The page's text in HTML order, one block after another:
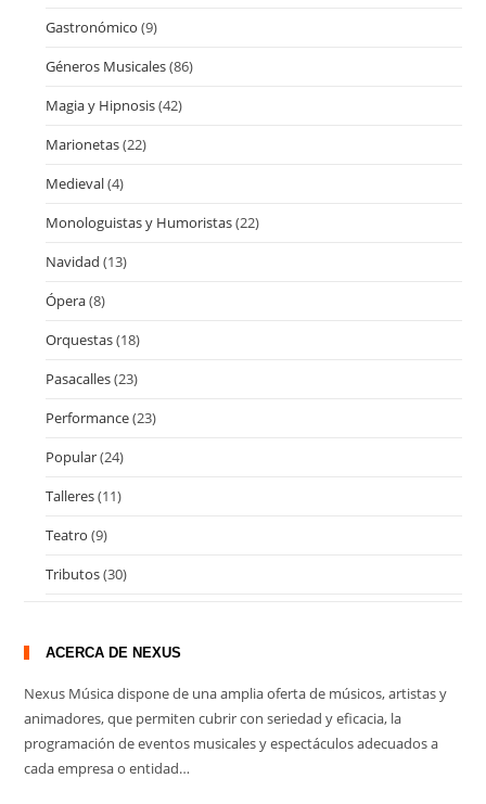
Gastronómico (9)
Géneros Musicales(86)
Magia y Hipnosis(42)
Marionetas(22)
Medieval(4)
Monologuistas y Humoristas(22)
Navidad (13)
Ópera(8)
Orquestas(18)
Pasacalles(23)
Performance(23)
Popular(24)
Talleres(11)
Teatro (9)
Tributos(30)
ACERCA DE NEXUS
Nexus Música dispone de una amplia oferta de músicos, artistas y
animadores, que permiten cubrir con seriedad y eficacia, la
programación de eventos musicales y espectáculos adecuados a
cada empresa o entidad…